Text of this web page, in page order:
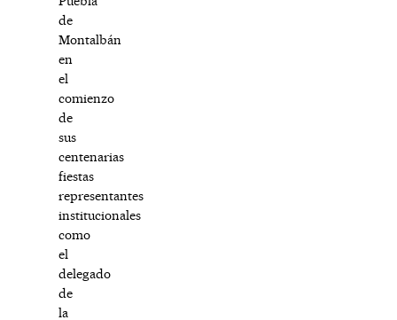
de
Montalbán
en
el
comienzo
de
sus
centenarias
fiestas
representantes
institucionales
como
el
delegado
de
la